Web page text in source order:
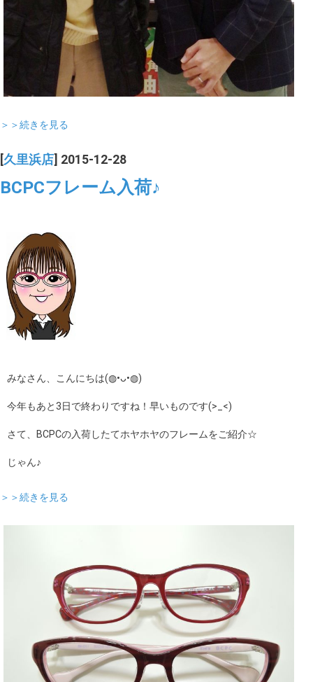
＞＞続きを見る
久里浜店 ] 2015-12-28
BCPCフレーム入荷♪
みなさん、こんにちは(◍•ᴗ•◍)
今年もあと3日で終わりですね！早いものです(>_<)
さて、BCPCの入荷したてホヤホヤのフレームをご紹介☆
じゃん♪
＞＞続きを見る